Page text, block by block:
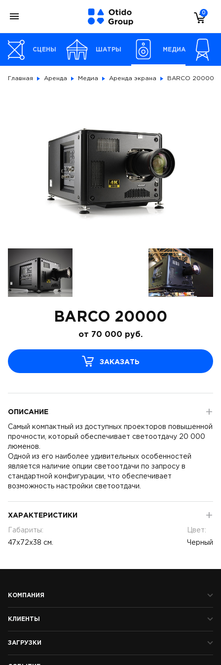
0
СЦЕНЫ ШАТРЫ МЕДИА
Главная Аренда Медиа Аренда экрана BARCO 20000
BARCO 20000
от 70 000 руб.
ЗАКАЗАТЬ
ОПИСАНИЕ
Cамый компактный из доступных проекторов повышенной
прочности, который обеспечивает светоотдачу 20 000
люменов.
Одной из его наиболее удивительных особенностей
является наличие опции светоотдачи по запросу в
стандартной конфигурации, что обеспечивает
возможность настройки светоотдачи.
ХАРАКТЕРИСТИКИ
Габариты:
47x72х38 см.
Цвет:
Черный
КОМПАНИЯ
КЛИЕНТЫ
ЗАГРУЗКИ